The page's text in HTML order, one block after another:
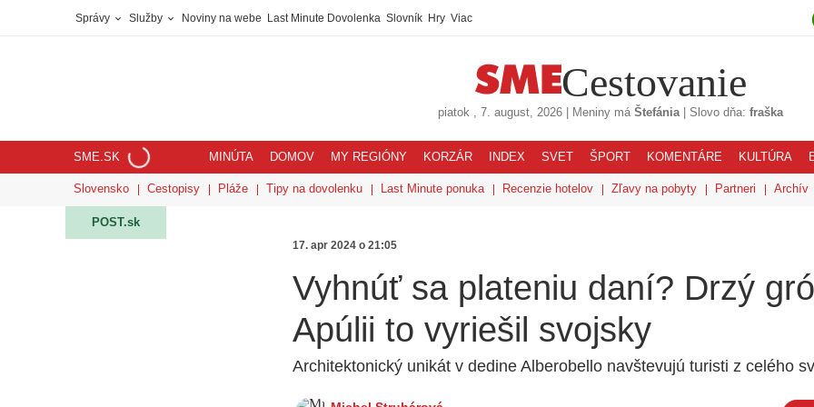
Správy Služby Noviny na webe Last Minute Dovolenka Slovník Hry Viac
Cestovanie
piatok , 7. august, 2026 Meniny má Štefánia| Slovo dňa: fraška
SME.SK MINÚTA DOMOV MY REGIÓNY KORZÁR INDEX SVET ŠPORT KOMENTÁRE KULTÚRA
Slovensko Cestopisy Pláže Tipy na dovolenku Last Minute ponuka Recenzie hotelov Zľavy na pobyty Partneri Archív
POST.sk
17. apr 2024 o 21:05
Vyhnúť sa plateniu daní? Drzý
Apúlii to vyriešil svojsky
Architektonický unikát v dedine Alberobello navštevujú turisti z celého